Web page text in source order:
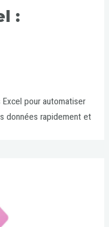
:
pour automatiser
données rapidement et